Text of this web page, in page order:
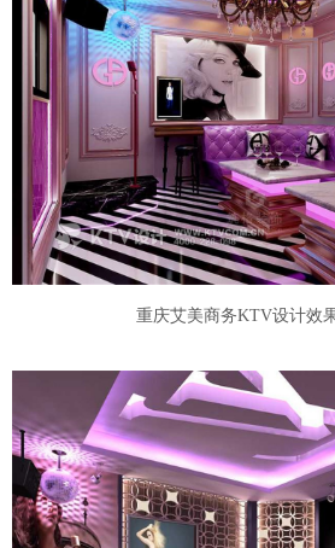
重庆艾美商务KTV设计效